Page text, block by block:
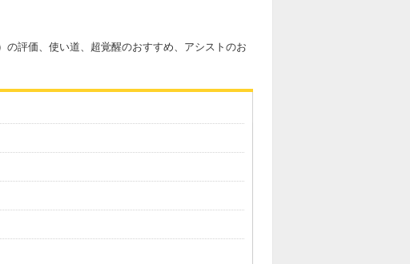
評価、使い道、超覚醒のおすすめ、アシストのお